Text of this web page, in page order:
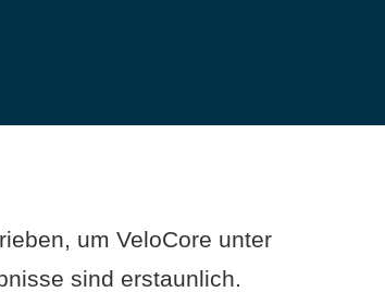
um VeloCore unter
sind erstaunlich.